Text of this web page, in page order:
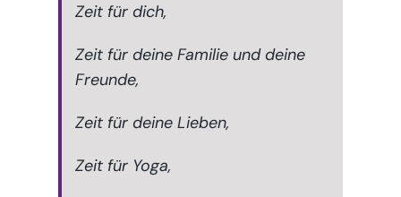
Zeit für dich,
Zeit für deine Familie und deine
Freunde,
Zeit für deine Lieben,
Zeit für Yoga,